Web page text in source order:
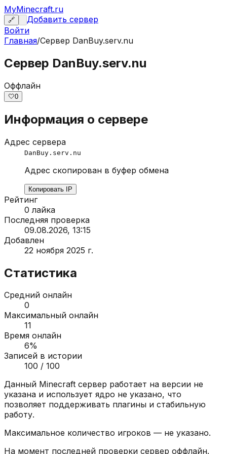
MyMinecraft.ru
🔗
Добавить сервер
Войти
Главная/Сервер DanBuy.serv.nu
Сервер DanBuy.serv.nu
Оффлайн
🤍0
Информация о сервере
Адрес сервера
DanBuy.serv.nu
Адрес скопирован в буфер обмена
Копировать IP
Рейтинг
0 лайка
Последняя проверка
09.08.2026, 13:15
Добавлен
22 ноября 2025 г.
Статистика
Средний онлайн
0
Максимальный онлайн
11
Время онлайн
6%
Записей в истории
100 / 100
Данный Minecraft сервер работает на версии не
указана и использует ядро не указано, что
позволяет поддерживать плагины и стабильную
работу.
Максимальное количество игроков — не указано.
На момент последней проверки сервер оффлайн.